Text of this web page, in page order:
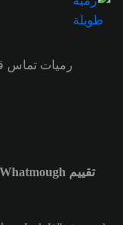
رميات تماس